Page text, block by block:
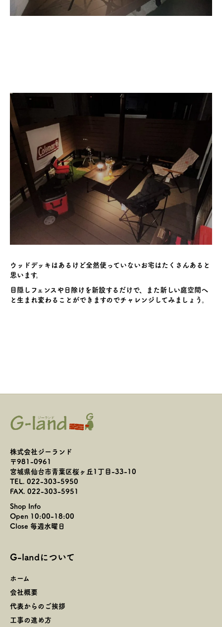
ウッドデッキはあるけど全然使っていないお宅はたくさんあると
思います。
目隠しフェンスや日除けを新設するだけで、また新しい庭空間へ
と生まれ変わることができますのでチャレンジしてみましょう。
株式会社ジーランド
〒981-0961
宮城県仙台市青葉区桜ヶ丘1丁目-33-10
TEL. 022-303-5950
FAX. 022-303-5951
Shop Info
Open 10:00-18:00
Close 毎週水曜日
G-landについて
ホーム
会社概要
代表からのご挨拶
工事の進め方